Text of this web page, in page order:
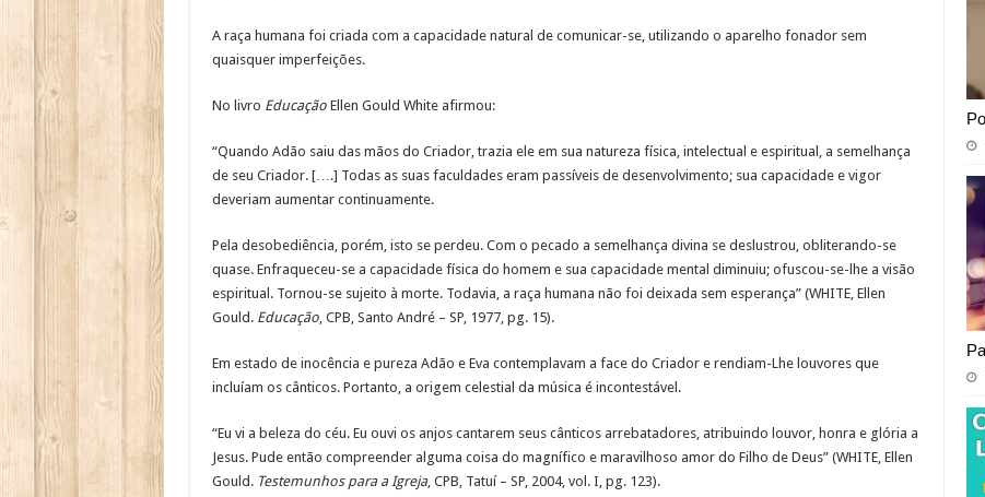
A raça humana foi criada com a capacidade natural de comunicar-se, utilizando o aparelho fonador sem
quaisquer imperfeições.
No livro EducaçãoEllen Gould White afirmou:
“Quando Adão saiu das mãos do Criador, trazia ele em sua natureza física, intelectual e espiritual, a semelhança
de seu Criador. [….] Todas as suas faculdades eram passíveis de desenvolvimento; sua capacidade e vigor
deveriam aumentar continuamente.
Pela desobediência, porém, isto se perdeu. Com o pecado a semelhança divina se deslustrou, obliterando-se
quase. Enfraqueceu-se a capacidade física do homem e sua capacidade mental diminuiu; ofuscou-se-lhe a visão
espiritual. Tornou-se sujeito à morte. Todavia, a raça humana não foi deixada sem esperança” (WHITE, Ellen
Gould. Educação, CPB, Santo André – SP, 1977, pg. 15).
Em estado de inocência e pureza Adão e Eva contemplavam a face do Criador e rendiam-Lhe louvores que
incluíam os cânticos. Portanto, a origem celestial da música é incontestável.
“Eu vi a beleza do céu. Eu ouvi os anjos cantarem seus cânticos arrebatadores, atribuindo louvor, honra e glória a
Jesus. Pude então compreender alguma coisa do magnífico e maravilhoso amor do Filho de Deus” (WHITE, Ellen
Gould. Testemunhos para a Igreja, CPB, Tatuí – SP, 2004, vol. I, pg. 123).